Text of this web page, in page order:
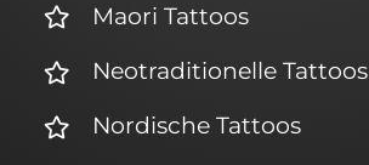
Maori Tattoos
Neotraditionelle Tattoos
Nordische Tattoos